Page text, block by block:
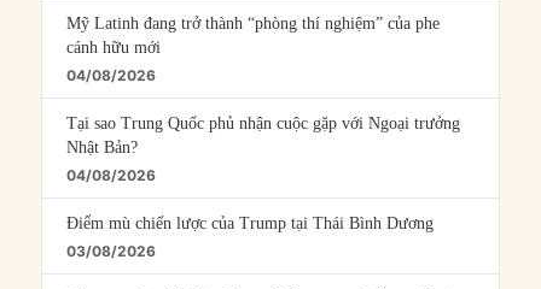
Mỹ Latinh đang trở thành “phòng thí nghiệm” của phe
cánh hữu mới
04/08/2026
Tại sao Trung Quốc phủ nhận cuộc gặp với Ngoại trưởng
Nhật Bản?
04/08/2026
Điểm mù chiến lược của Trump tại Thái Bình Dương
03/08/2026